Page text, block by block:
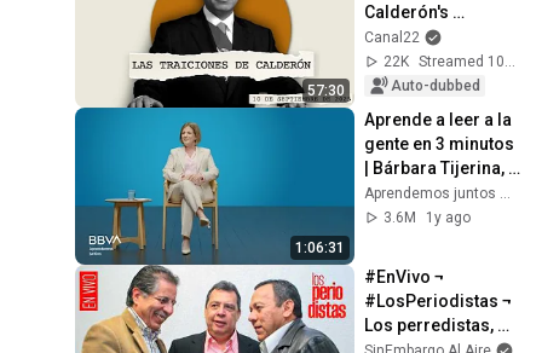
57:30
Calderón's
betrayals
(10/09/2025)
Canal22
22K
Auto-dubbed
1:06:31
Aprende a leer a la
gente en 3 minutos
| Bárbara Tijerina,
experta en
comunicación no
Aprendemos juntos Mex
3.6M
1y ago
#EnVivo ¬
#LosPeriodistas ¬
Los perredistas,